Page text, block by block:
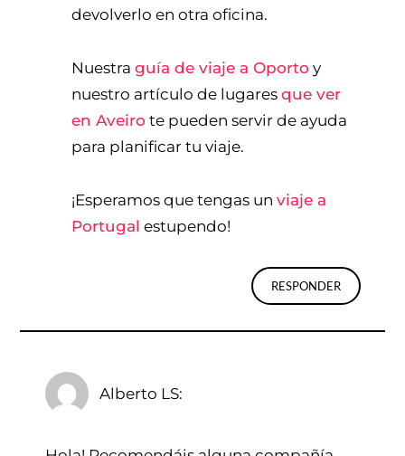
devolverlo en otra oficina.
Nuestra guía de viaje a Oporto y
nuestro artículo de lugares que ver
en Aveiro te pueden servir de ayuda
para planificar tu viaje.
¡Esperamos que tengas un viaje a
Portugal estupendo!
RESPONDER
Alberto LS